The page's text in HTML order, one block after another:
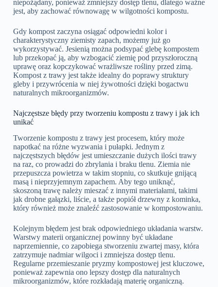
niepożądany, ponieważ zmniejszy dostęp tlenu, dlatego ważne
jest, aby zachować równowagę w wilgotności kompostu.
Gdy kompost zaczyna osiągać odpowiedni kolor i
charakterystyczny ziemisty zapach, możemy już go
wykorzystywać. Jesienią można podsypać glebę kompostem
lub przekopać ją, aby wzbogacić ziemię pod przyszłoroczną
uprawę oraz kopczykować wrażliwsze rośliny przed zimą.
Kompost z trawy jest także idealny do poprawy struktury
gleby i przywrócenia w niej żywotności dzięki bogactwu
naturalnych mikroorganizmów.
Najczęstsze błędy przy tworzeniu kompostu z trawy i jak ich
unikać
Tworzenie kompostu z trawy jest procesem, który może
napotkać na różne wyzwania i pułapki. Jednym z
najczęstszych błędów jest umieszczanie dużych ilości trawy
na raz, co prowadzi do zbrylania i braku tlenu. Ziemia nie
przepuszcza powietrza w takim stopniu, co skutkuje gnijącą
masą i nieprzyjemnym zapachem. Aby tego uniknąć,
skoszoną trawę należy mieszać z innymi materiałami, takimi
jak drobne gałązki, liście, a także popiół drzewny z kominka,
który również może znaleźć zastosowanie w kompostowaniu.
Kolejnym błędem jest brak odpowiedniego układania warstw.
Warstwy materii organicznej powinny być układane
naprzemiennie, co zapobiega stworzeniu zwartej masy, która
zatrzymuje nadmiar wilgoci i zmniejsza dostęp tlenu.
Regularne przemieszanie pryzmy kompostowej jest kluczowe,
ponieważ zapewnia ono lepszy dostęp dla naturalnych
mikroorganizmów, które rozkładają materię organiczną.